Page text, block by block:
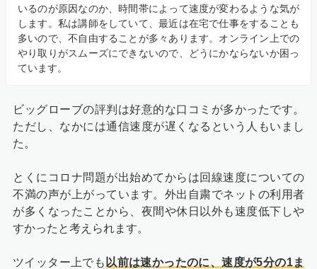
いるのが原因なのか、時間帯によって速度が変わるような気が
します。私は講師をしていて、最近は在宅で仕事をすることも
多いので、不自由することが多々あります。オンライン上での
やり取りがスムーズにできないので、どうにかならないか困っ
ています。
ビッグローブの評判は好意的な口コミが多かったです。
ただし、なかには通信速度が遅くなるという人もいまし
た。
とくにコロナ問題が出始めてからは回線速度についての
不満の声が上がっています。外出自粛でネットの利用者
が多くなったことから、夜間や休日以外も速度低下しや
すかったと考えられます。
ツイッター上でも 以前は速かったのに、速度が5分の1ま